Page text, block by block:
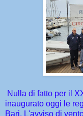
Nulla di fatto per il
inaugurato oggi le
Bari. L'avviso di